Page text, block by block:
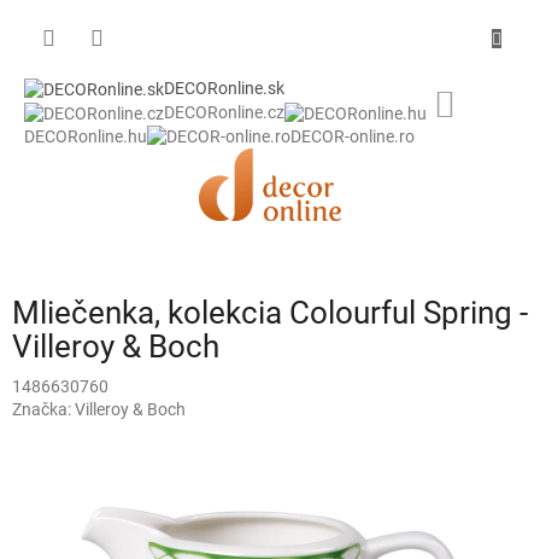
DECORonline.sk
DECORonline.cz
DECORonline.hu
DECOR-online.ro
Mliečenka, kolekcia Colourful Spring -
Villeroy & Boch
1486630760
Značka:Villeroy & Boch